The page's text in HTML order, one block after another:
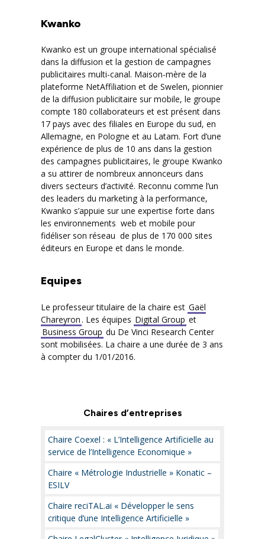
Kwanko
Kwanko est un groupe international spécialisé
dans la diffusion et la gestion de campagnes
publicitaires multi-canal. Maison-mère de la
plateforme NetAffiliation et de Swelen, pionnier
de la diffusion publicitaire sur mobile, le groupe
compte 180 collaborateurs et est présent dans
17 pays avec des filiales en Europe du sud, en
Allemagne, en Pologne et au Latam. Fort d’une
expérience de plus de 10 ans dans la gestion
des campagnes publicitaires, le groupe Kwanko
a su attirer de nombreux annonceurs dans
divers secteurs d’activité. Reconnu comme l’un
des leaders du marketing à la performance,
Kwanko s’appuie sur une expertise forte dans
les environnements web et mobile pour
fidéliser son réseau de plus de 170 000 sites
éditeurs en Europe et dans le monde.
Equipes
Le professeur titulaire de la chaire est Gaël
Chareyron . Les équipes Digital Group et
Business Group du De Vinci Research Center
sont mobilisées. La chaire a une durée de 3 ans
à compter du 1/01/2016.
Chaires d’entreprises
Chaire Coexel : « L’Intelligence Artificielle au
service de l’Intelligence Economique »
Chaire « Métrologie Industrielle » Konatic –
ESILV
Chaire reciTAL.ai « Développer le sens
critique d’une Intelligence Artificielle »